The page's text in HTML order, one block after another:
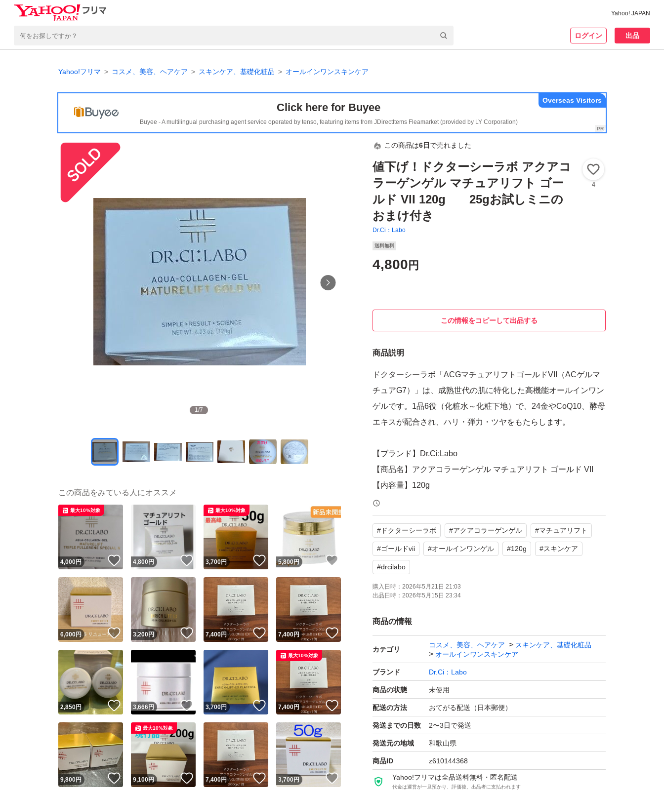
Yahoo! JAPAN
ログイン 出品
Yahoo!フリマ コスメ、美容、ヘアケア スキンケア、基礎化粧品 オールインワンスキンケア
Click here for Buyee
Buyee - A multilingual purchasing agent service operated by tenso, featuring items from JDirectItems Fleamarket (provided by LY Corporation)
Overseas Visitors
1/7
この商品は6日 で売れました
値下げ！ドクターシーラボ アクアコ
ラーゲンゲル マチュアリフト ゴー
ルド VII 120g 25gお試しミニの
おまけ付き
Dr.Ci：Labo
4
送料無料
4,800 円
この情報をコピーして出品する
商品説明
ドクターシーラボ「ACGマチュアリフトゴールドVII（ACゲルマ
チュアG7）」は、成熟世代の肌に特化した高機能オールインワン
ゲルです。1品6役（化粧水～化粧下地）で、24金やCoQ10、酵母
エキスが配合され、ハリ・弾力・ツヤをもたらします。
【ブランド】Dr.Ci:Labo
【商品名】アクアコラーゲンゲル マチュアリフト ゴールド VII
【内容量】120g
【商品の状態】未使用
2026年5月(今月)に届きました。
自宅保管にご了承頂ける方はご検討を、よろしくお願いいたしま
す。
# ドクターシーラボ #アクアコラーゲンゲル #マチュアリフト
#ゴールドvii #オールインワンゲル #120g #スキンケア
#drcilabo
購入日時： 2026年5月21日 21:03
出品日時： 2026年5月15日 23:34
商品の情報
カテゴリ
コスメ、美容、ヘアケア
スキンケア、基礎化粧品
オールインワンスキンケア
ブランド Dr.Ci：Labo
商品の状態 未使用
配送の方法 おてがる配送（日本郵便）
発送までの日数 2〜3日で発送
発送元の地域 和歌山県
商品ID z610144368
Yahoo!フリマは全品送料無料・匿名配送
代金は運営が一旦預かり、評価後、出品者に支払われます
この商品をみている人にオススメ
4,000円 いいね！
最大10%対象
4,800円 いいね！
3,700円 いいね！
最大10%対象
5,800円
6,000円 いいね！
3,200円 いいね！
7,400円 いいね！
7,400円 いいね！
2,850円 いいね！
3,666円 いいね！
3,700円 いいね！
7,400円 いいね！
最大10%対象
9,800円 いいね！
9,100円 いいね！
最大10%対象
7,400円 いいね！
3,700円